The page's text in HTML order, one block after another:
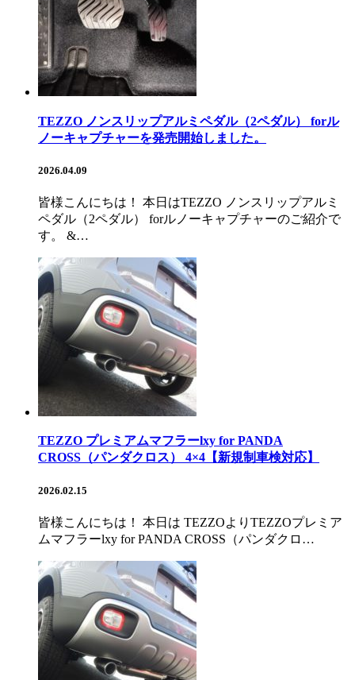
TEZZO ノンスリップアルミペダル（2ペダル） forル
ノーキャプチャーを発売開始しました。
2026.04.09
皆様こんにちは！ 本日はTEZZO ノンスリップアルミ
ペダル（2ペダル） forルノーキャプチャーのご紹介で
す。 &…
TEZZO プレミアムマフラーlxy for PANDA
CROSS（パンダクロス） 4×4【新規制車検対応】
2026.02.15
皆様こんにちは！ 本日は TEZZOよりTEZZOプレミア
ムマフラーlxy for PANDA CROSS（パンダクロ…